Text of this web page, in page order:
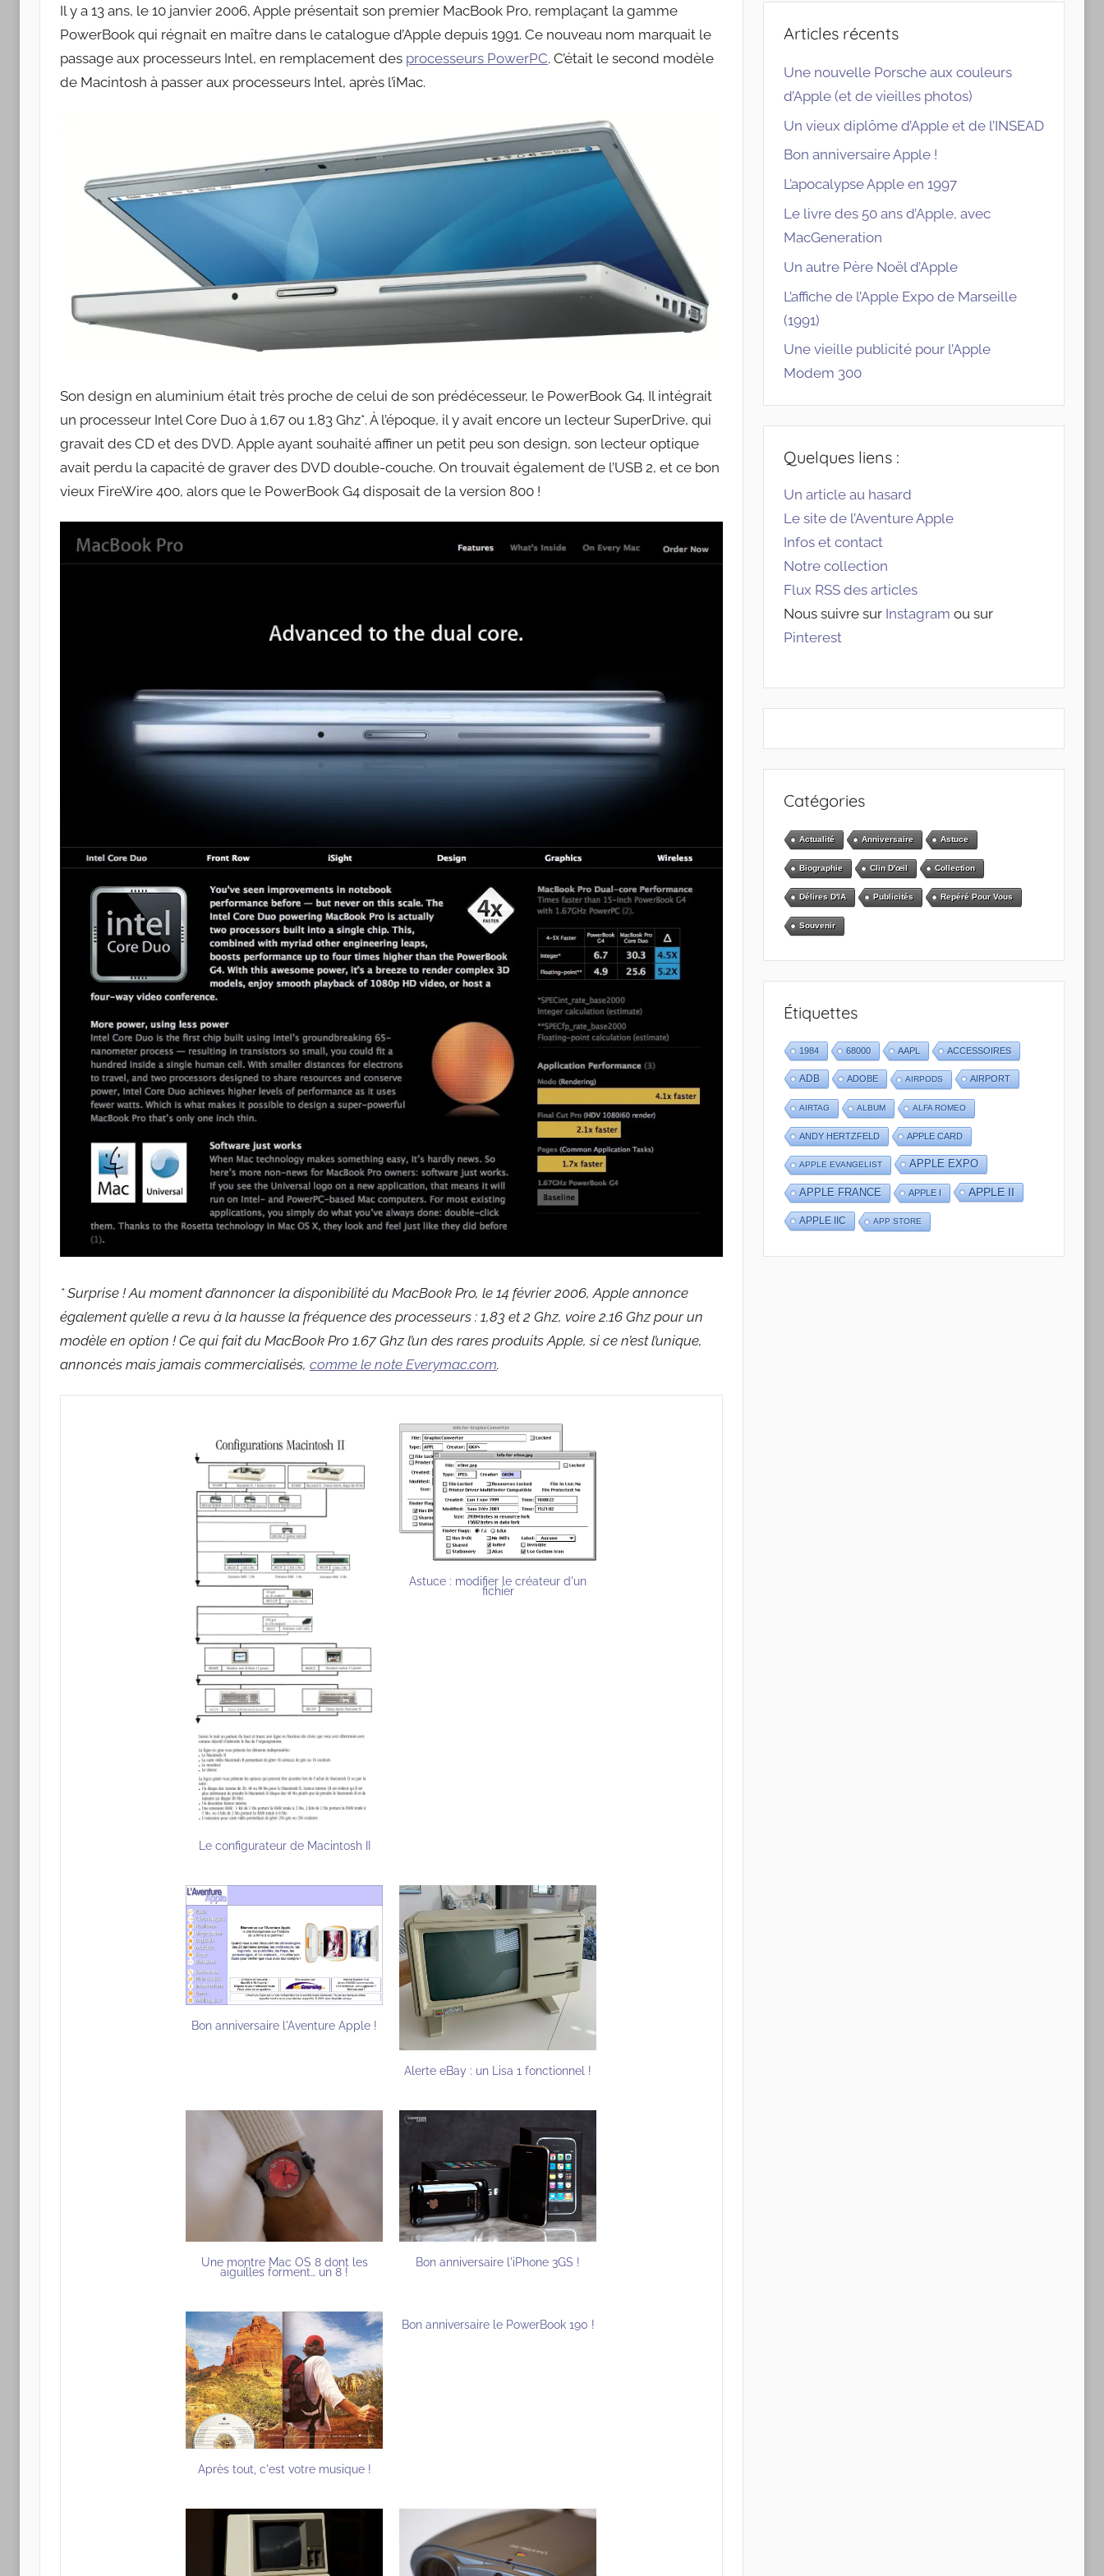
Apple
Il y a 13 ans, le 10 janvier 2006, Apple présentait son premier MacBook Pro, remplaçant la gamme
PowerBook qui régnait en maître dans le catalogue d’Apple depuis 1991. Ce nouveau nom marquait le
passage aux processeurs Intel, en remplacement des processeurs PowerPC. C’était le second modèle
de Macintosh à passer aux processeurs Intel, après l’iMac.
Son design en aluminium était très proche de celui de son prédécesseur, le PowerBook G4. Il intégrait
un processeur Intel Core Duo à 1,67 ou 1,83 Ghz*. À l’époque, il y avait encore un lecteur SuperDrive, qui
gravait des CD et des DVD. Apple ayant souhaité affiner un petit peu son design, son lecteur optique
avait perdu la capacité de graver des DVD double-couche. On trouvait également de l’USB 2, et ce bon
vieux FireWire 400, alors que le PowerBook G4 disposait de la version 800 !
* Surprise ! Au moment d’annoncer la disponibilité du MacBook Pro, le 14 février 2006, Apple annonce
également qu’elle a revu à la hausse la fréquence des processeurs : 1,83 et 2 Ghz, voire 2.16 Ghz pour un
modèle en option ! Ce qui fait du MacBook Pro 1.67 Ghz l’un des rares produits Apple, si ce n’est l’unique,
annoncés mais jamais commercialisés, comme le note Everymac.com.
Le configurateur de Macintosh II
Astuce : modifier le créateur d'un
fichier
Bon anniversaire l'Aventure Apple !
Alerte eBay : un Lisa 1 fonctionnel !
Une montre Mac OS 8 dont les
aiguilles forment… un 8 !
Bon anniversaire l'iPhone 3GS !
Après tout, c'est votre musique !
Bon anniversaire le PowerBook 190 !
Articles récents
Une nouvelle Porsche aux couleurs
d’Apple (et de vieilles photos)
Un vieux diplôme d’Apple et de l’INSEAD
Bon anniversaire Apple !
L’apocalypse Apple en 1997
Le livre des 50 ans d’Apple, avec
MacGeneration
Un autre Père Noël d’Apple
L’affiche de l’Apple Expo de Marseille
(1991)
Une vieille publicité pour l’Apple
Modem 300
Quelques liens :
Un article au hasard
Le site de l’Aventure Apple
Infos et contact
Notre collection
Flux RSS des articles
Nous suivre sur Instagram ou sur
Pinterest
Catégories
Actualité Anniversaire Astuce
Biographie Clin D'œil Collection
Délires D'IA Publicités Repéré Pour Vous
Souvenir
Étiquettes
1984 68000 AAPL ACCESSOIRES
ADB ADOBE AIRPODS AIRPORT
AIRTAG ALBUM ALFA ROMEO
ANDY HERTZFELD APPLE CARD
APPLE EVANGELIST APPLE EXPO
APPLE FRANCE APPLE I APPLE II
APPLE IIC APP STORE